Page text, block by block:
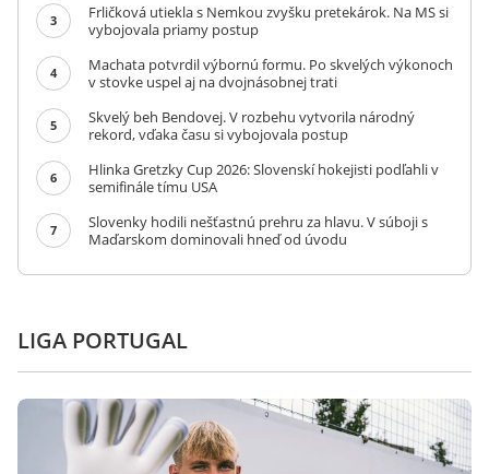
3
Frličková utiekla s Nemkou zvyšku pretekárok. Na MS si
vybojovala priamy postup
4
Machata potvrdil výbornú formu. Po skvelých výkonoch
v stovke uspel aj na dvojnásobnej trati
5
Skvelý beh Bendovej. V rozbehu vytvorila národný
rekord, vďaka času si vybojovala postup
6
Hlinka Gretzky Cup 2026: Slovenskí hokejisti podľahli v
semifinále tímu USA
7
Slovenky hodili nešťastnú prehru za hlavu. V súboji s
Maďarskom dominovali hneď od úvodu
LIGA PORTUGAL